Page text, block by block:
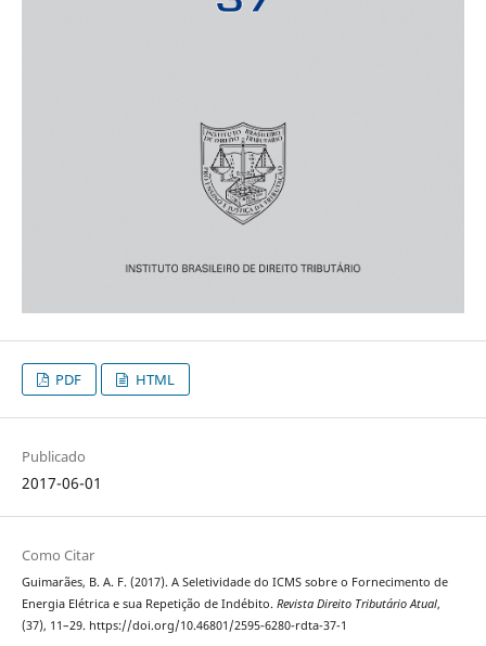
PDF HTML
Publicado
2017-06-01
Como Citar
Guimarães, B. A. F. (2017). A Seletividade do ICMS sobre o Fornecimento de
Energia Elétrica e sua Repetição de Indébito. Revista Direito Tributário Atual,
(37), 11–29. https://doi.org/10.46801/2595-6280-rdta-37-1